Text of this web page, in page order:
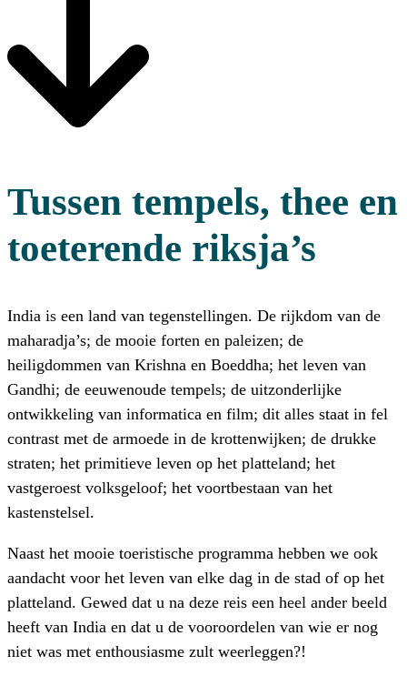
Tussen tempels, thee en
toeterende riksja’s
India is een land van tegenstellingen. De rijkdom van de
maharadja’s; de mooie forten en paleizen; de
heiligdommen van Krishna en Boeddha; het leven van
Gandhi; de eeuwenoude tempels; de uitzonderlijke
ontwikkeling van informatica en film; dit alles staat in fel
contrast met de armoede in de krottenwijken; de drukke
straten; het primitieve leven op het platteland; het
vastgeroest volksgeloof; het voortbestaan van het
kastenstelsel.
Naast het mooie toeristische programma hebben we ook
aandacht voor het leven van elke dag in de stad of op het
platteland. Gewed dat u na deze reis een heel ander beeld
heeft van India en dat u de vooroordelen van wie er nog
niet was met enthousiasme zult weerleggen?!